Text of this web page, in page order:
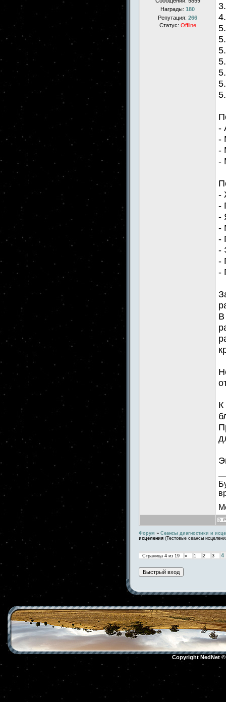
Награды: 180
Репутация: 266
Статус: Offline
-
-
-
-
-
-
-
-
-
-
-
-
В
К
Форум » Сеансы диагностики и
исцеления (Тестовые сеансы
Страница 4 из 19 « 1 2 3 4
Copyright NedNet